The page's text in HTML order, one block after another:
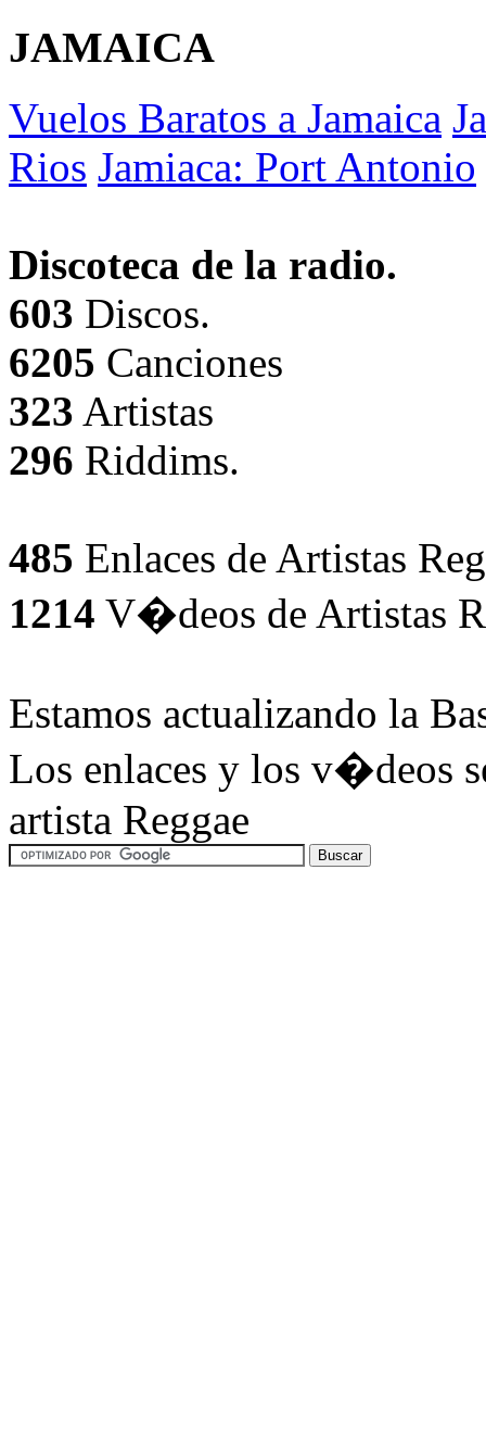
JAMAICA
Vuelos Baratos a Jamaica
Rios Jamiaca: Port Antonio
Discoteca de la radio.
603 Discos.
6205 Canciones
323 Artistas
296 Riddims.
485 Enlaces de Artistas
1214 V�deos de Artistas
Estamos actualizando la
Los enlaces y los v�deos
artista Reggae